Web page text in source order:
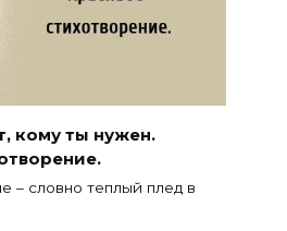
кому ты нужен.
– словно теплый плед в